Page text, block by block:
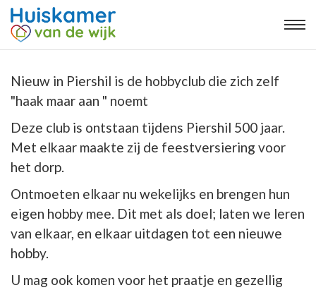
Nieuw in Piershil is de hobbyclub die zich zelf
"haak maar aan " noemt
Deze club is ontstaan tijdens Piershil 500 jaar.
Met elkaar maakte zij de feestversiering voor
het dorp.
Ontmoeten elkaar nu wekelijks en brengen hun
eigen hobby mee. Dit met als doel; laten we leren
van elkaar, en elkaar uitdagen tot een nieuwe
hobby.
U mag ook komen voor het praatje en gezellig